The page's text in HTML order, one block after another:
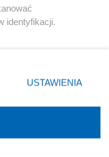
identyfikacji.
prywatności
strony
zgody
się takiemu
zastosowania tylko
USTAWIENIA